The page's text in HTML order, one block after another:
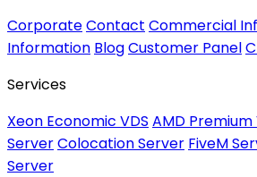
CorporateContact Commercial
Information BlogCustomer Panel
Services
Xeon Economic VDS AMD Premium
ServerColocation Server FiveM
Server